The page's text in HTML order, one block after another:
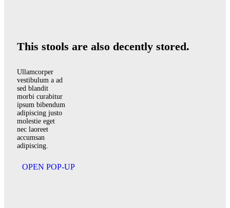
This stools are also decently stored.
Ullamcorper
vestibulum a ad
sed blandit
morbi curabitur
ipsum bibendum
adipiscing justo
molestie eget
nec laoreet
accumsan
adipiscing.
OPEN POP-UP